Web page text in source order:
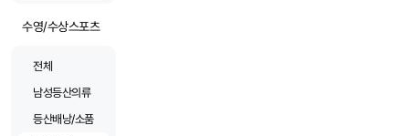
수영/수상스포츠
전체
남성등산의류
등산배낭/소품